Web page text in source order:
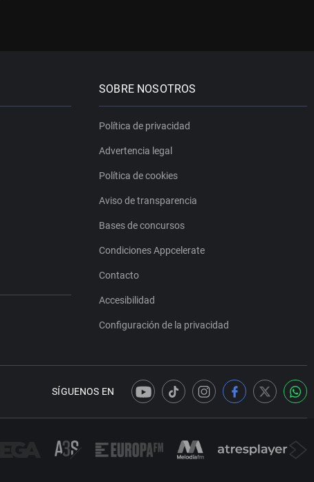
SOBRE NOSOTROS
Política de privacidad
Advertencia legal
Política de cookies
Aviso de transparencia
Bases de concursos
Condiciones Appcelerate
Contacto
Accesibilidad
Configuración de la privacidad
SÍGUENOS EN